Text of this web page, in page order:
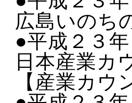
広島いのち
●平成２３
日本産業カ
【産業カ